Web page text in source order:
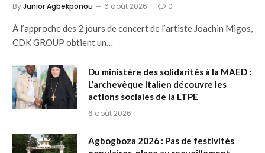
ByJunior Agbekponou 6 août 2026 0
À l’approche des 2 jours de concert de l’artiste Joachin Migos,
CDK GROUP obtient un…
Du ministère des solidarités à la MAED :
L’archevêque Italien découvre les
actions sociales de la LTPE
6 août 2026
Agbogboza 2026 : Pas de festivités